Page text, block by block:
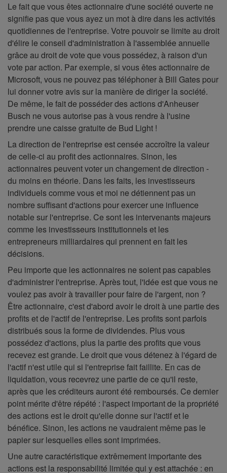
Le fait que vous êtes actionnaire d'une société ouverte ne
signifie pas que vous ayez un mot à dire dans les activités
quotidiennes de l'entreprise. Votre pouvoir se limite au droit
d'élire le conseil d'administration à l'assemblée annuelle
grâce au droit de vote que vous possédez, à raison d'un
vote par action. Par exemple, si vous êtes actionnaire de
Microsoft, vous ne pouvez pas téléphoner à Bill Gates pour
lui donner votre avis sur la manière de diriger la société.
De même, le fait de posséder des actions d'Anheuser
Busch ne vous autorise pas à vous rendre à l'usine
prendre une caisse gratuite de Bud Light !
La direction de l'entreprise est censée accroître la valeur
de celle-ci au profit des actionnaires. Sinon, les
actionnaires peuvent voter un changement de direction -
du moins en théorie. Dans les faits, les investisseurs
individuels comme vous et moi ne détiennent pas un
nombre suffisant d'actions pour exercer une influence
notable sur l'entreprise. Ce sont les intervenants majeurs
comme les investisseurs institutionnels et les
entrepreneurs milliardaires qui prennent en fait les
décisions.
Peu importe que les actionnaires ne soient pas capables
d'administrer l'entreprise. Après tout, l'idée est que vous ne
voulez pas avoir à travailler pour faire de l'argent, non ?
Être actionnaire, c'est d'abord avoir le droit à une partie des
profits et de l'actif de l'entreprise. Les profits sont parfois
distribués sous la forme de dividendes. Plus vous
possédez d'actions, plus la partie des profits que vous
recevez est grande. Le droit que vous détenez à l'égard de
l'actif n'est utile qui si l'entreprise fait faillite. En cas de
liquidation, vous recevrez une partie de ce qu'il reste,
après que les créditeurs auront été remboursés. Ce dernier
point mérite d'être répété : l'aspect important de la propriété
des actions est le droit qu'elle donne sur l'actif et le
bénéfice. Sinon, les actions ne vaudraient même pas le
papier sur lesquelles elles sont imprimées.
Une autre caractéristique extrêmement importante des
actions est la responsabilité limitée qui y est attachée : en